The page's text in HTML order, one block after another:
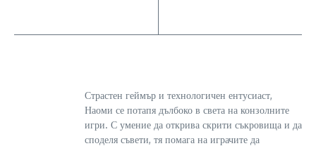
Страстен геймър и технологичен ентусиаст,
Наоми се потапя дълбоко в света на конзолните
игри. С умение да открива скрити съкровища и да
споделя съвети, тя помага на играчите да